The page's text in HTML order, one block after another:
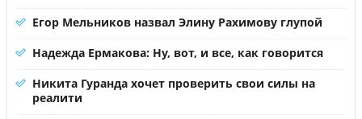
Егор Мельников назвал Элину Рахимову глупой
Надежда Ермакова: Ну, вот, и все, как говорится
Никита Гуранда хочет проверить свои силы на
реалити